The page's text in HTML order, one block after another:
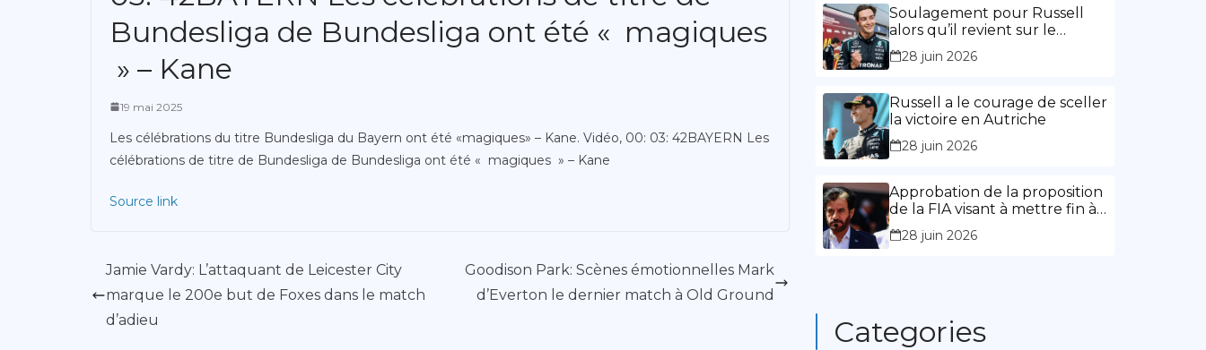
Bundesliga de Bundesliga ont été « magiques
» – Kane
19 mai 2025
Les célébrations du titre Bundesliga du Bayern ont été «magiques» – Kane. Vidéo, 00: 03: 42BAYERN Les
célébrations de titre de Bundesliga de Bundesliga ont été « magiques » – Kane
Source link
Jamie Vardy: L’attaquant de Leicester City
marque le 200e but de Foxes dans le match
d’adieu
Goodison Park: Scènes émotionnelles Mark
d’Everton le dernier match à Old Ground
l’expérience »
Soulagement pour Russell
alors qu’il revient sur le
chemin de la victoire
28 juin 2026
Russell a le courage de sceller
la victoire en Autriche
28 juin 2026
Approbation de la proposition
de la FIA visant à mettre fin à
la limitation des mandats de
présidence
28 juin 2026
Categories